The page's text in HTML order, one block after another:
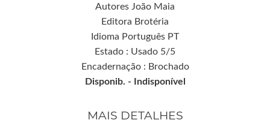
Autores João Maia
Editora Brotéria
Idioma Português PT
Estado : Usado 5/5
Encadernação : Brochado
Disponib. - Indisponível
MAIS DETALHES